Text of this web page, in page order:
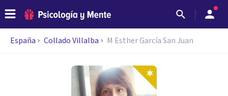
España Collado Villalba M Esther García San Juan